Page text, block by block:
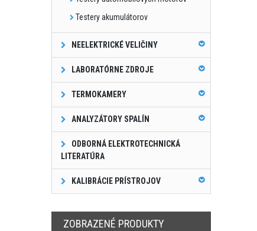
Testery akumulátorov
NEELEKTRICKÉ VELIČINY
LABORATÓRNE ZDROJE
TERMOKAMERY
ANALYZÁTORY SPALÍN
ODBORNÁ ELEKTROTECHNICKÁ
LITERATÚRA
KALIBRÁCIE PRÍSTROJOV
ZOBRAZENÉ PRODUKTY